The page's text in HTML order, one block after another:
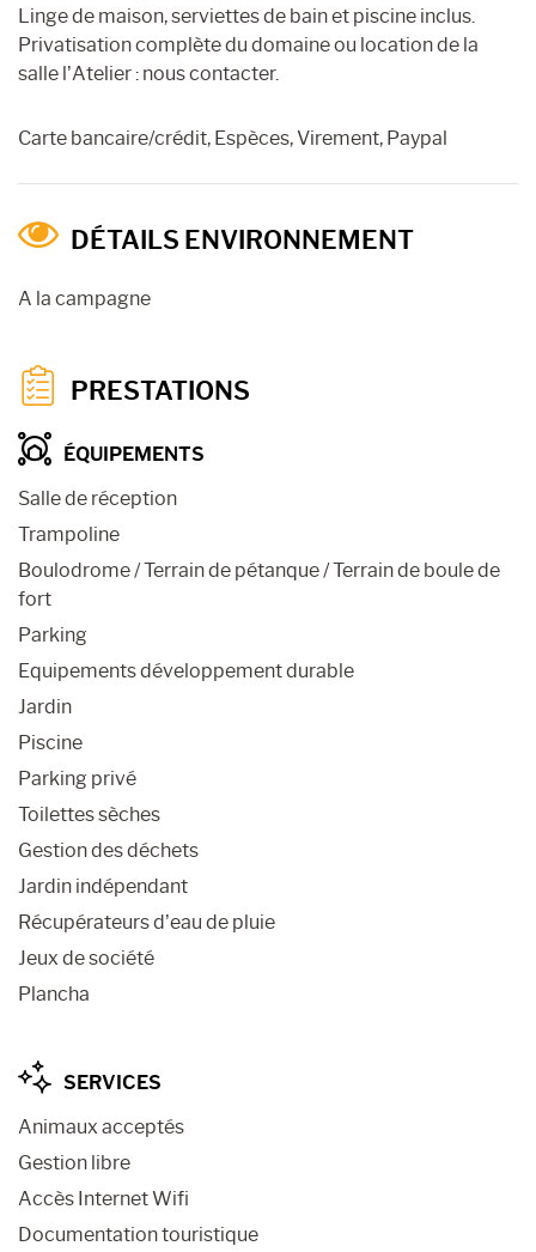
Linge de maison, serviettes de bain et piscine inclus.
Privatisation complète du domaine ou location de la
salle l’Atelier : nous contacter.
Carte bancaire/crédit, Espèces, Virement, Paypal
DÉTAILS ENVIRONNEMENT
A la campagne
PRESTATIONS
ÉQUIPEMENTS
Salle de réception
Trampoline
Boulodrome / Terrain de pétanque / Terrain de boule de
fort
Parking
Equipements développement durable
Jardin
Piscine
Parking privé
Toilettes sèches
Gestion des déchets
Jardin indépendant
Récupérateurs d’eau de pluie
Jeux de société
Plancha
SERVICES
Animaux acceptés
Gestion libre
Accès Internet Wifi
Documentation touristique